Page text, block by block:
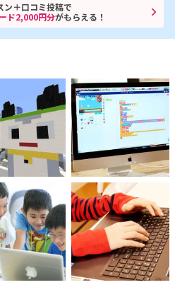
ン＋口コミ投稿で
ド2,000円分がもらえる！